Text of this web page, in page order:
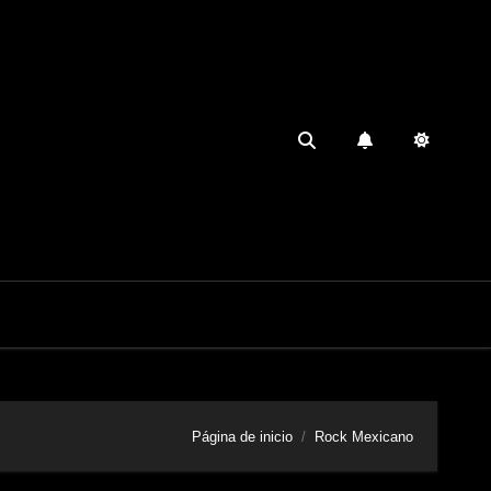
Página de inicio Rock Mexicano